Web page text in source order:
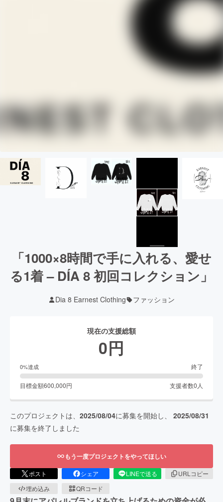
「1000×8時間で手に入れる、愛せ
る1着 – DÍA 8 初回コレクション」
Dia 8 Earnest Clothing ファッション
現在の支援総額
0円
0%達成 終了
目標金額600,000円 支援者数0 人
このプロジェクトは、 2025/08/04に募集を開始し、 2025/08/31
に募集を終了しました
もう一度プロジェクトをやってほしい
ポスト シェア LINEで送る
URLコピー
埋め込み
QRコード